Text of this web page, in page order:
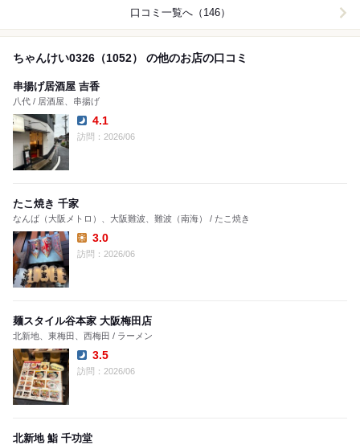
口コミ一覧へ（146）
ちゃんけい0326（1052） の他のお店の口コミ
串揚げ居酒屋 吉香
八代 / 居酒屋、串揚げ
Dinner:
4.1
訪問：2026/06
たこ焼き 千家
なんば（大阪メトロ）、大阪難波、難波（南海） / たこ焼き
Lunch:
3.0
訪問：2026/06
麺スタイル谷本家 大阪梅田店
北新地、東梅田、西梅田 / ラーメン
Dinner:
3.5
訪問：2026/06
北新地 鮨 千功堂